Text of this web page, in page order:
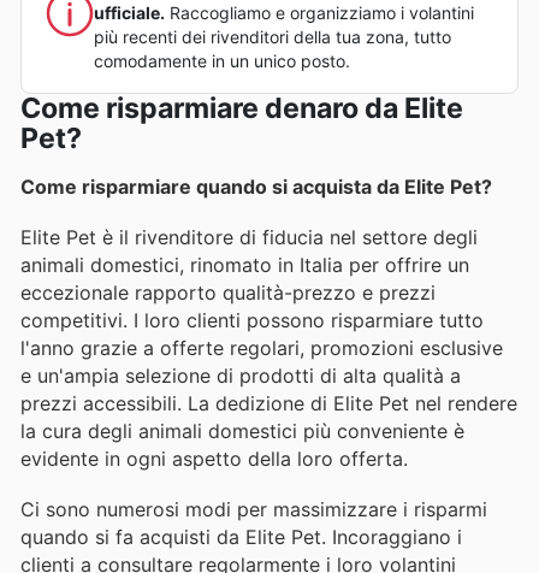
ufficiale. Raccogliamo e organizziamo i volantini
più recenti dei rivenditori della tua zona, tutto
comodamente in un unico posto.
Come risparmiare denaro da Elite
Pet?
Come risparmiare quando si acquista da Elite Pet?
Elite Pet è il rivenditore di fiducia nel settore degli
animali domestici, rinomato in Italia per offrire un
eccezionale rapporto qualità-prezzo e prezzi
competitivi. I loro clienti possono risparmiare tutto
l'anno grazie a offerte regolari, promozioni esclusive
e un'ampia selezione di prodotti di alta qualità a
prezzi accessibili. La dedizione di Elite Pet nel rendere
la cura degli animali domestici più conveniente è
evidente in ogni aspetto della loro offerta.
Ci sono numerosi modi per massimizzare i risparmi
quando si fa acquisti da Elite Pet. Incoraggiano i
clienti a consultare regolarmente i loro volantini